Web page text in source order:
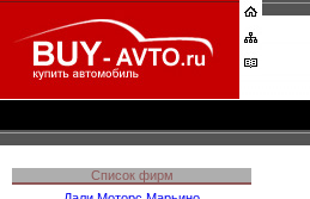
Список фирм